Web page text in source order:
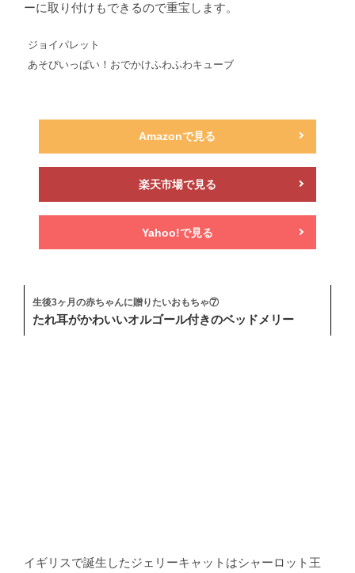
ーに取り付けもできるので重宝します。
ジョイパレット
あそびいっぱい！おでかけふわふわキューブ
Amazonで見る
楽天市場で見る
Yahoo!で見る
生後3ヶ月の赤ちゃんに贈りたいおもちゃ⑦
たれ耳がかわいいオルゴール付きのベッドメリー
イギリスで誕生したジェリーキャットはシャーロット王